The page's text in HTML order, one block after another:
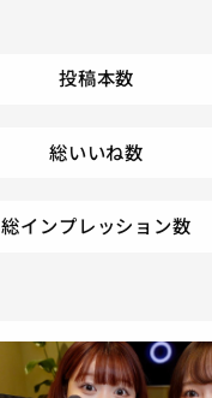
投稿本数
総いいね数
総インプレッション数